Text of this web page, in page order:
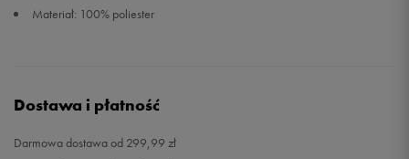
Materiał: 100% poliester
Dostawa i płatność
Darmowa dostawa od 299,99 zł